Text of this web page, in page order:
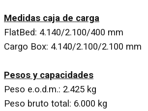
Medidas caja de carga
FlatBed: 4.140/2.100/400 mm
Cargo Box: 4.140/2.100/2.100 mm
Pesos y capacidades
Peso e.o.d.m.: 2.425 kg
Peso bruto total: 6.000 kg